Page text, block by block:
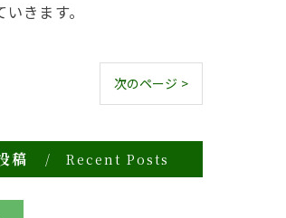
きます。
次のページ >
稿 Recent Posts